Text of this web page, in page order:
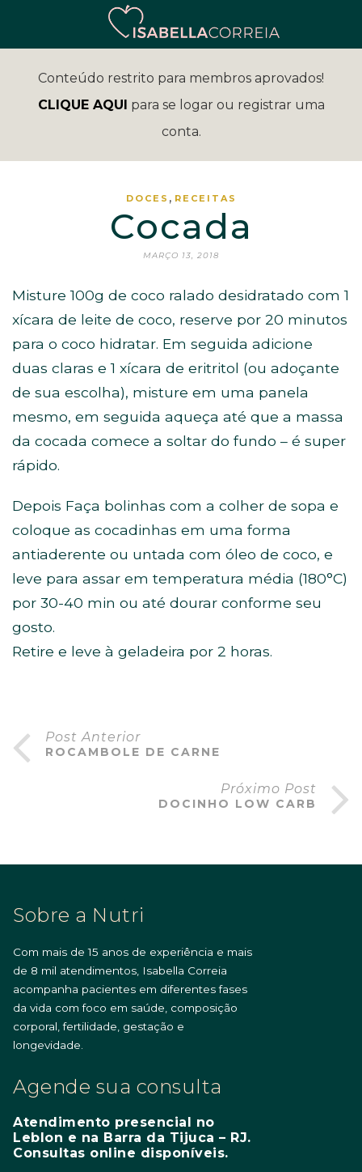
Conteúdo restrito para membros aprovados!
CLIQUE AQUI para se logar ou registrar uma
conta.
DOCES , RECEITAS
Cocada
MARÇO 13, 2018
Misture 100g de coco ralado desidratado com 1
xícara de leite de coco, reserve por 20 minutos
para o coco hidratar. Em seguida adicione
duas claras e 1 xícara de eritritol (ou adoçante
de sua escolha), misture em uma panela
mesmo, em seguida aqueça até que a massa
da cocada comece a soltar do fundo – é super
rápido.
Depois Faça bolinhas com a colher de sopa e
coloque as cocadinhas em uma forma
antiaderente ou untada com óleo de coco, e
leve para assar em temperatura média (180°C)
por 30-40 min ou até dourar conforme seu
gosto.
Retire e leve à geladeira por 2 horas.
Post Anterior
ROCAMBOLE DE CARNE
Próximo Post
DOCINHO LOW CARB
Sobre a Nutri
Com mais de 15 anos de experiência e mais
de 8 mil atendimentos, Isabella Correia
acompanha pacientes em diferentes fases
da vida com foco em saúde, composição
corporal, fertilidade, gestação e
longevidade.
Agende sua consulta
Atendimento presencial no
Leblon e na Barra da Tijuca – RJ.
Consultas online disponíveis.